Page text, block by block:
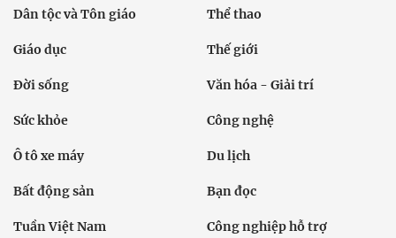
Dân tộc và Tôn giáo Thể thao
Giáo dục Thế giới
Đời sống Văn hóa - Giải trí
Sức khỏe Công nghệ
Ô tô xe máy Du lịch
Bất động sản Bạn đọc
Tuần Việt Nam Công nghiệp hỗ trợ